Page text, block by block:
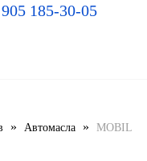
185-30-05
» Автомасла » MOBIL